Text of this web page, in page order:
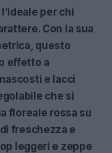
per chi
Con la sua
questo
effetto a
e lacci
che si
floreale rossa su
freschezza e
leggeri e zeppe